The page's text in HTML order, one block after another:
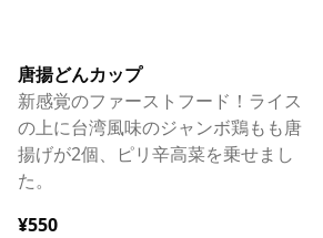
唐揚どんカップ
新感覚のファーストフード！ライス
の上に台湾風味のジャンボ鶏もも唐
揚げが2個、ピリ辛高菜を乗せまし
た。
¥550